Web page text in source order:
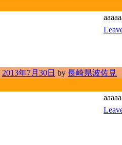
2013年7月30日 by 長崎県波佐見